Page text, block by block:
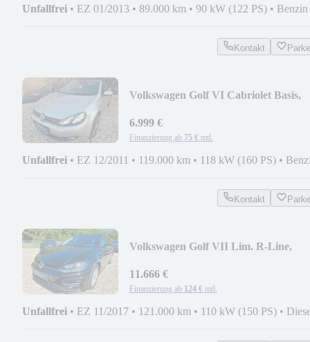
Unfallfrei • EZ 01/2013 • 89.000 km • 90 kW (122 PS) • Benzin
Kontakt
Volkswagen Golf VI Cabriolet Basis,
6.999 €
Finanzierung ab 75 € mtl.
Unfallfrei • EZ 12/2011 • 119.000 km • 118 kW (160 PS) •
Kontakt
Volkswagen Golf VII Lim. R-Line,
11.666 €
Finanzierung ab 124 € mtl.
Unfallfrei • EZ 11/2017 • 121.000 km • 110 kW (150 PS) •